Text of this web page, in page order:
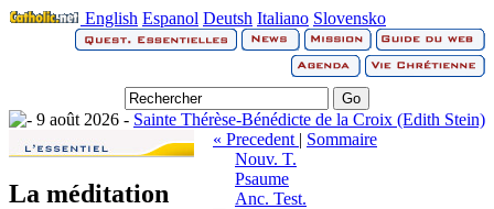
English Espanol Deutsh Italiano Slovensko
9 août 2026 - Sainte Thérèse-Bénédicte de la Croix (Edith Stein)
La méditation
« Precedent | Sommaire
Nouv. T.
Psaume
Anc. Test.